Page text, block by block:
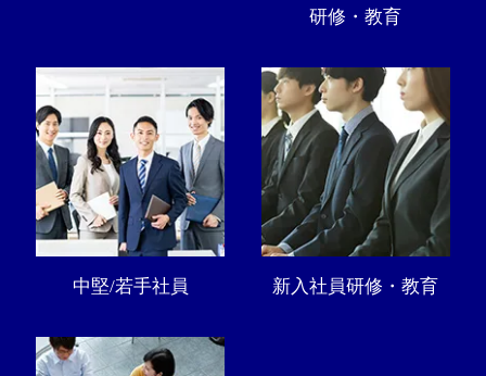
研修・教育
中堅/若手社員 新入社員研修・教育